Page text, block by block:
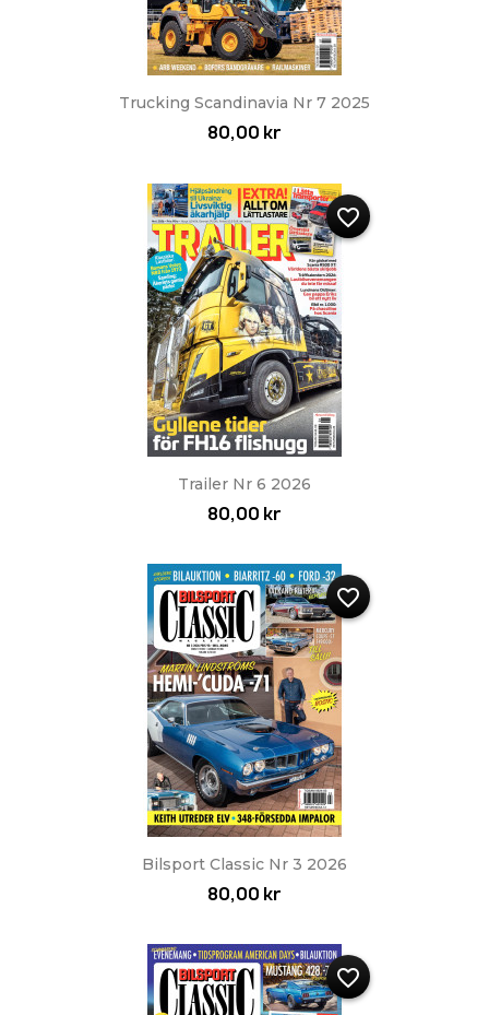
Trucking Scandinavia Nr 7 2025
80,00 kr
Trailer Nr 6 2026
80,00 kr
favorite_border
Bilsport Classic Nr 3 2026
80,00 kr
favorite_border
favorite_border